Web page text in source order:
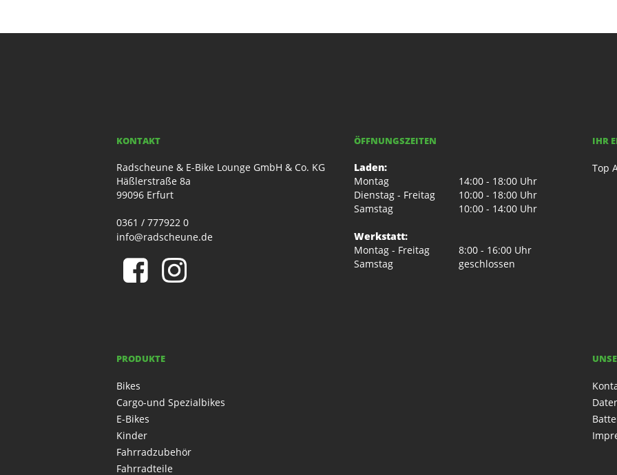
KONTAKT
Radscheune & E-Bike Lounge GmbH & Co. KG
Häßlerstraße 8a
99096 Erfurt
0361 / 777922 0
info@radscheune.de
ÖFFNUNGSZEITEN
Laden:
Montag
14:00 - 18:00 Uhr
Dienstag - Freitag
10:00 - 18:00 Uhr
Samstag
10:00 - 14:00 Uhr
Werkstatt:
Montag - Freitag
8:00 - 16:00 Uhr
Samstag
geschlossen
IHR
Top
PRODUKTE
Bikes
Cargo-und Spezialbikes
E-Bikes
Kinder
Fahrradzubehör
Fahrradteile